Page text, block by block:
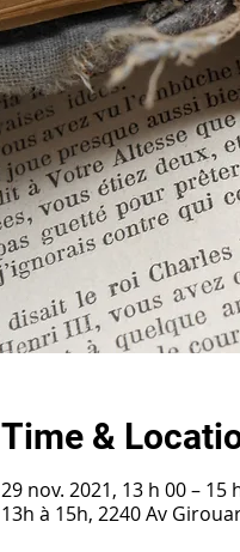
Time &
29 nov. 2021, 13 h 00 – 15
13h à 15h, 2240 Av